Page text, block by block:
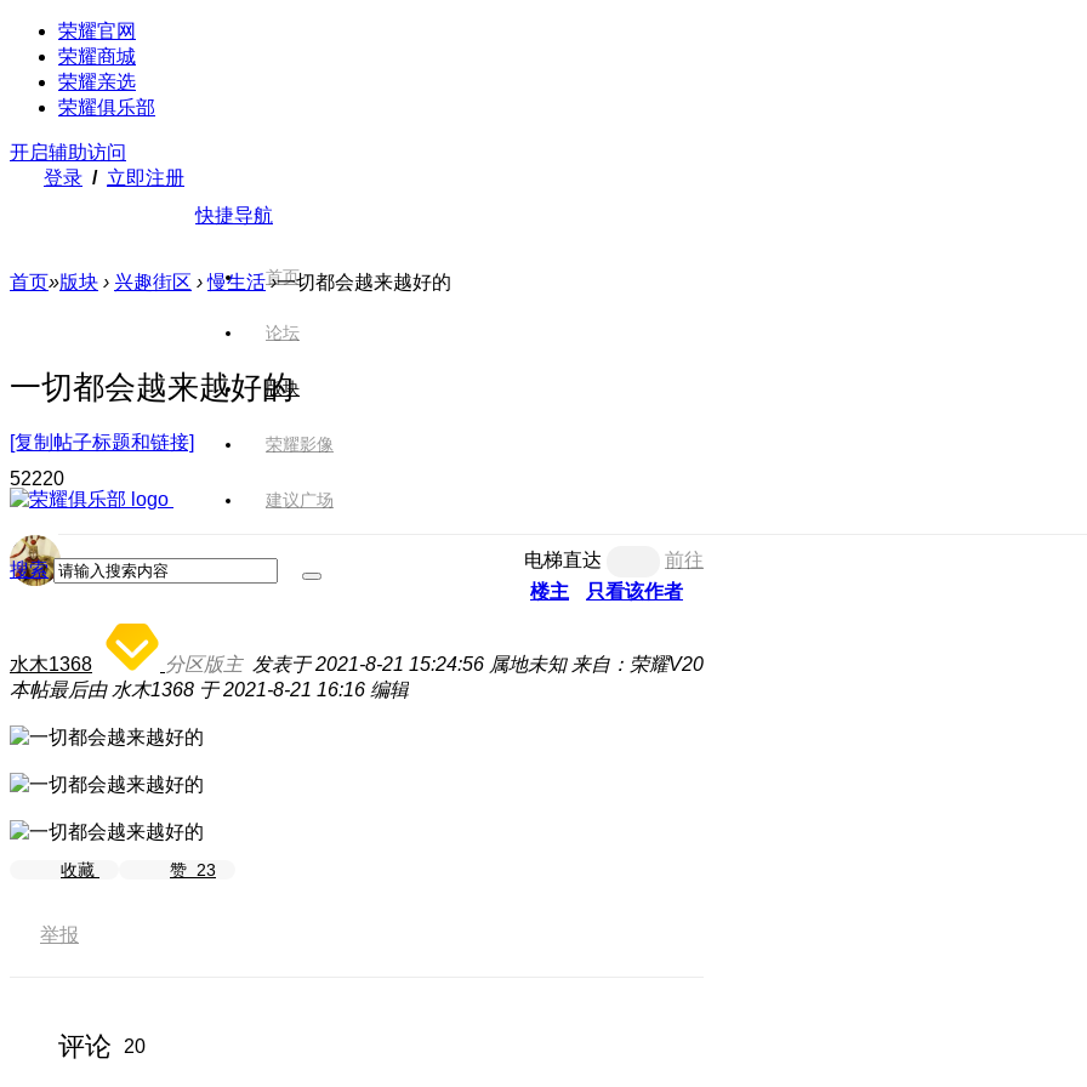
荣耀官网
荣耀商城
荣耀亲选
荣耀俱乐部
开启辅助访问
登录 / 立即注册
快捷导航
首页
论坛
版块
荣耀影像
建议广场
搜索
首页»版块 › 兴趣街区 › 慢生活 ›一切都会越来越好的
一切都会越来越好的
[复制帖子标题和链接]
52220
电梯直达
前往
楼主
只看该作者
水木1368 分区版主 发表于 2021-8-21 15:24:56 属地未知 来自：荣耀V20
本帖最后由 水木1368 于 2021-8-21 16:16 编辑
收藏 赞 23
举报
评论 20